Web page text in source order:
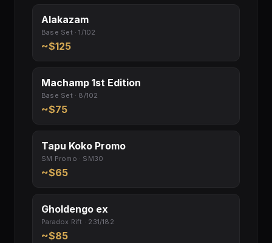
Alakazam
Base Set · 1/102
~$125
Machamp 1st Edition
Base Set · 8/102
~$75
Tapu Koko Promo
SM Promo · SM30
~$65
Gholdengo ex
Paradox Rift · 231/182
~$85